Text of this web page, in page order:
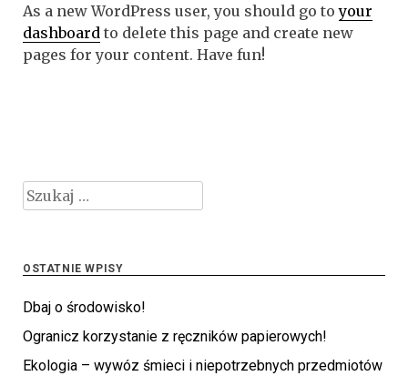
As a new WordPress user, you should go toyour
dashboard to delete this page and create new
pages for your content. Have fun!
Szukaj:
OSTATNIE WPISY
Dbaj o środowisko!
Ogranicz korzystanie z ręczników papierowych!
Ekologia – wywóz śmieci i niepotrzebnych przedmiotów